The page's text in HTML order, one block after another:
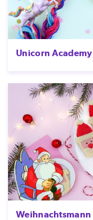
Unicorn
Weihnachtsmann